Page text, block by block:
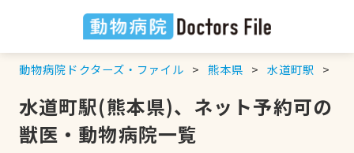
動物病院ドクターズ・ファイル 熊本県 水道町駅
水道町駅(熊本県)、ネット予約可の
獣医・動物病院一覧